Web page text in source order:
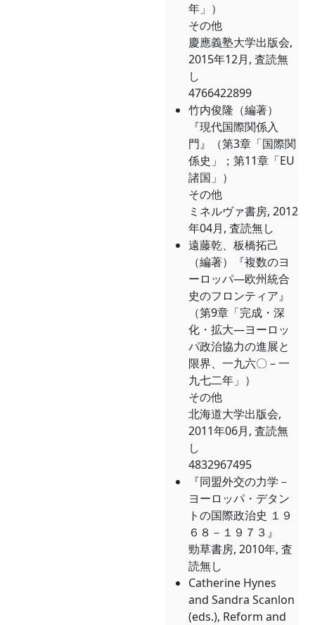
年」）
その他
慶應義塾大学出版会,
2015年12月, 査読無
し
4766422899
竹内俊隆（編著）
『現代国際関係入
門』（第3章「国際関
係史」；第11章「EU
諸国」）
その他
ミネルヴァ書房, 2012
年04月, 査読無し
遠藤乾、板橋拓己
（編著）『複数のヨ
ーロッパ―欧州統合
史のフロンティア』
（第9章「完成・深
化・拡大―ヨーロッ
パ政治協力の進展と
限界、一九六〇－一
九七二年」）
その他
北海道大学出版会,
2011年06月, 査読無
し
4832967495
『同盟外交の力学－
ヨーロッパ・デタン
トの国際政治史 １９
６８－１９７３』
勁草書房, 2010年, 査
読無し
Catherine Hynes
and Sandra Scanlon
(eds.), Reform and